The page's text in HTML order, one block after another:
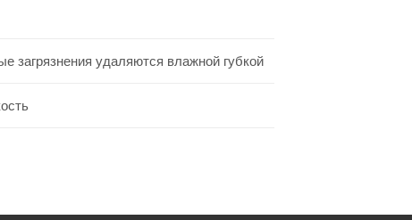
загрязнения удаляются влажной губкой